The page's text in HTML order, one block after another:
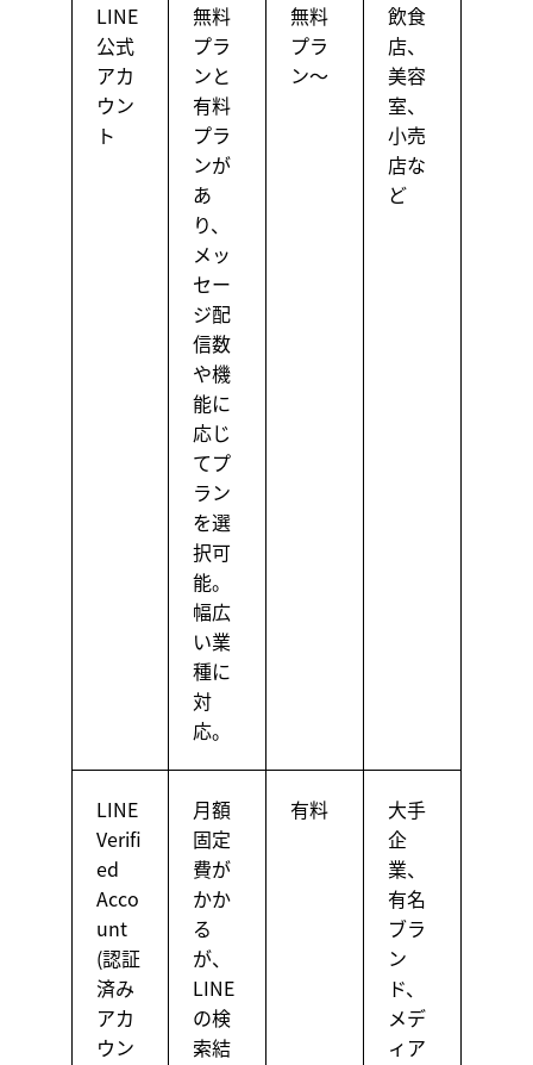
LINE
公式
アカ
ウン
ト
無料
プラ
ンと
有料
プラ
ンが
あ
り、
メッ
セー
ジ配
信数
や機
能に
応じ
てプ
ラン
を選
択可
能。
幅広
い業
種に
対
応。
無料
プラ
ン〜
飲食
店、
美容
室、
小売
店な
ど
LINE
Verifi
ed
Acco
unt
(認証
済み
アカ
ウン
月額
固定
費が
かか
る
が、
LINE
の検
索結
有料
大手
企
業、
有名
ブラ
ン
ド、
メデ
ィア